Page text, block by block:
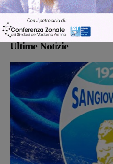
Il punto della situazione nel
campionato di Promozione
Ultime Notizie